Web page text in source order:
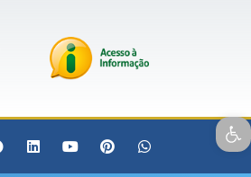
Open toolbar